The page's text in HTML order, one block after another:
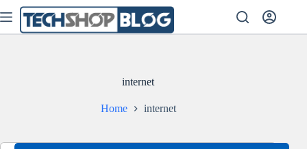
to
content
internet
Home internet